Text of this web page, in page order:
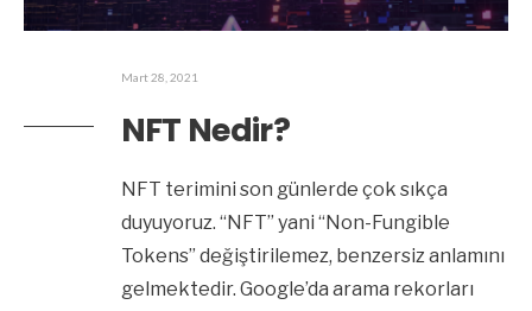
Mart 28, 2021
NFT Nedir?
NFT terimini son günlerde çok sıkça
duyuyoruz. “NFT” yani “Non-Fungible
Tokens” değiştirilemez, benzersiz anlamını
gelmektedir. Google’da arama rekorları